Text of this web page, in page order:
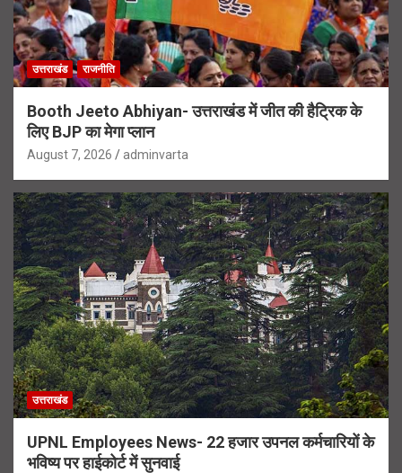
उत्तराखंड राजनीति
Booth Jeeto Abhiyan- उत्तराखंड में जीत की हैट्रिक के
लिए BJP का मेगा प्लान
August 7, 2026 adminvarta
उत्तराखंड
UPNL Employees News- 22 हजार उपनल कर्मचारियों के
भविष्य पर हाईकोर्ट में सुनवाई